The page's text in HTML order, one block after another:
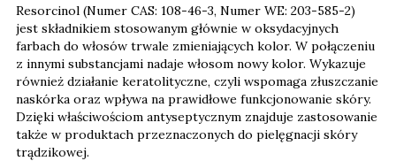
Resorcinol (Numer CAS: 108-46-3, Numer WE: 203-585-2)
jest składnikiem stosowanym głównie w oksydacyjnych
farbach do włosów trwale zmieniających kolor. W połączeniu
z innymi substancjami nadaje włosom nowy kolor. Wykazuje
również działanie keratolityczne, czyli wspomaga złuszczanie
naskórka oraz wpływa na prawidłowe funkcjonowanie skóry.
Dzięki właściwościom antyseptycznym znajduje zastosowanie
także w produktach przeznaczonych do pielęgnacji skóry
trądzikowej.